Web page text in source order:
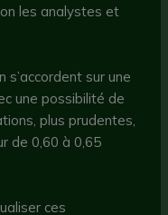
les analystes et
sur une
une possibilité de
plus prudentes,
de 0,60 à 0,65
ces